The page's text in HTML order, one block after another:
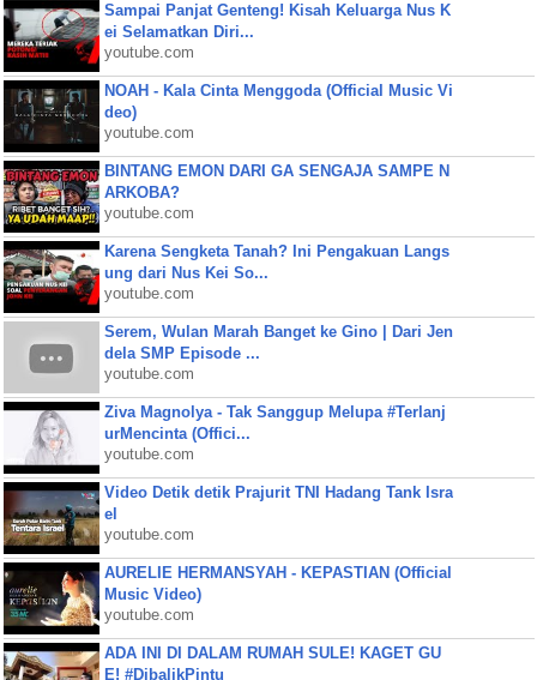
Sampai Panjat Genteng! Kisah Keluarga Nus K
ei Selamatkan Diri...
youtube.com
NOAH - Kala Cinta Menggoda (Official Music Vi
deo)
youtube.com
BINTANG EMON DARI GA SENGAJA SAMPE N
ARKOBA?
youtube.com
Karena Sengketa Tanah? Ini Pengakuan Langs
ung dari Nus Kei So...
youtube.com
Serem, Wulan Marah Banget ke Gino | Dari Jen
dela SMP Episode ...
youtube.com
Ziva Magnolya - Tak Sanggup Melupa #Terlanj
urMencinta (Offici...
youtube.com
Video Detik detik Prajurit TNI Hadang Tank Isra
el
youtube.com
AURELIE HERMANSYAH - KEPASTIAN (Official
Music Video)
youtube.com
ADA INI DI DALAM RUMAH SULE! KAGET GU
E! #DibalikPintu